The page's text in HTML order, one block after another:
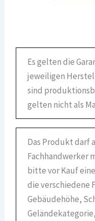
Es gelten die
jeweiligen
sind
gelten nicht als
Das Produkt darf
Fachhandwerker
bitte vor Kauf
die verschiedene
Gebäudehöhe,